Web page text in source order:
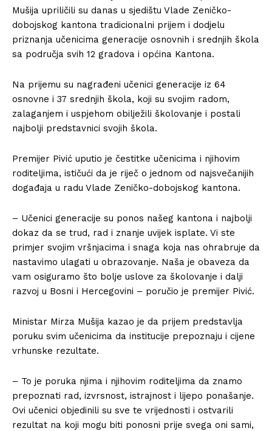
Mušija upriličili su danas u sjedištu Vlade Zeničko-
dobojskog kantona tradicionalni prijem i dodjelu
priznanja učenicima generacije osnovnih i srednjih škola
sa područja svih 12 gradova i općina Kantona.
Na prijemu su nagrađeni učenici generacije iz 64
osnovne i 37 srednjih škola, koji su svojim radom,
zalaganjem i uspjehom obilježili školovanje i postali
najbolji predstavnici svojih škola.
Premijer Pivić uputio je čestitke učenicima i njihovim
roditeljima, ističući da je riječ o jednom od najsvečanijih
događaja u radu Vlade Zeničko-dobojskog kantona.
– Učenici generacije su ponos našeg kantona i najbolji
dokaz da se trud, rad i znanje uvijek isplate. Vi ste
primjer svojim vršnjacima i snaga koja nas ohrabruje da
nastavimo ulagati u obrazovanje. Naša je obaveza da
vam osiguramo što bolje uslove za školovanje i dalji
razvoj u Bosni i Hercegovini – poručio je premijer Pivić.
Ministar Mirza Mušija kazao je da prijem predstavlja
poruku svim učenicima da institucije prepoznaju i cijene
vrhunske rezultate.
– To je poruka njima i njihovim roditeljima da znamo
prepoznati rad, izvrsnost, istrajnost i lijepo ponašanje.
Ovi učenici objedinili su sve te vrijednosti i ostvarili
rezultat na koji mogu biti ponosni prije svega oni sami,